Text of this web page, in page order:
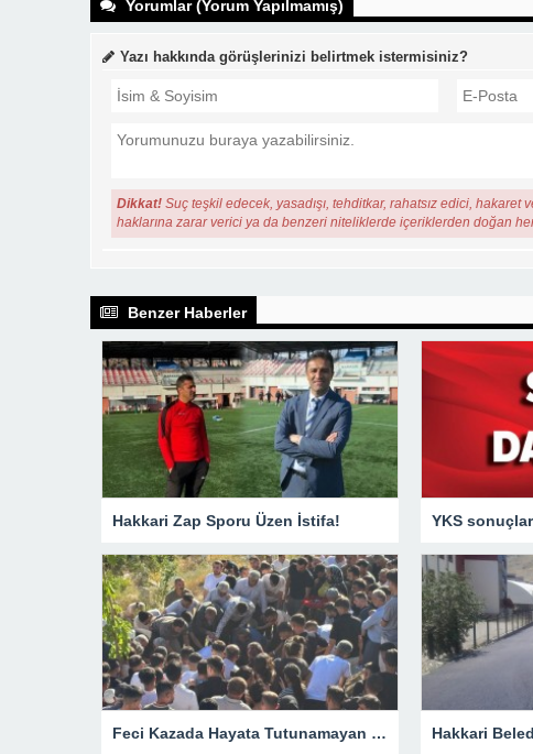
Yorumlar (Yorum Yapılmamış)
Yazı hakkında görüşlerinizi belirtmek istermisiniz?
Dikkat! Suç teşkil edecek, yasadışı, tehditkar, rahatsız edici, hakaret
haklarına zarar verici ya da benzeri niteliklerde içeriklerden doğan
Benzer Haberler
Hakkari Zap Sporu Üzen İstifa! YKS
Feci Kazada Hayata Tutunamayan Ertunç Toprağa Verildi